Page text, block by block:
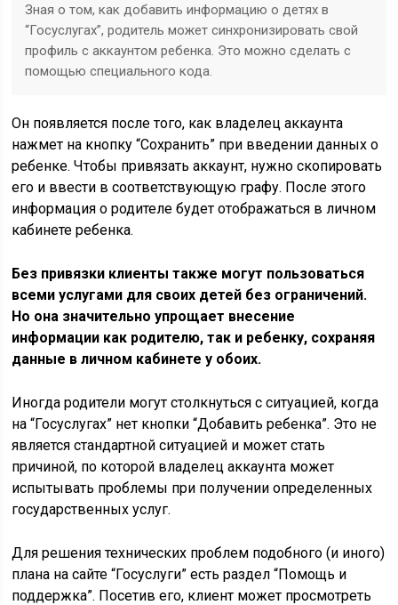
Зная о том, как добавить информацию о детях в
“Госуслугах”, родитель может синхронизировать свой
профиль с аккаунтом ребенка. Это можно сделать с
помощью специального кода.
Он появляется после того, как владелец аккаунта
нажмет на кнопку “Сохранить” при введении данных о
ребенке. Чтобы привязать аккаунт, нужно скопировать
его и ввести в соответствующую графу. После этого
информация о родителе будет отображаться в личном
кабинете ребенка.
Без привязки клиенты также могут пользоваться
всеми услугами для своих детей без ограничений.
Но она значительно упрощает внесение
информации как родителю, так и ребенку, сохраняя
данные в личном кабинете у обоих.
Иногда родители могут столкнуться с ситуацией, когда
на “Госуслугах” нет кнопки “Добавить ребенка”. Это не
является стандартной ситуацией и может стать
причиной, по которой владелец аккаунта может
испытывать проблемы при получении определенных
государственных услуг.
Для решения технических проблем подобного (и иного)
плана на сайте “Госуслуги” есть раздел “Помощь и
поддержка”. Посетив его, клиент может просмотреть